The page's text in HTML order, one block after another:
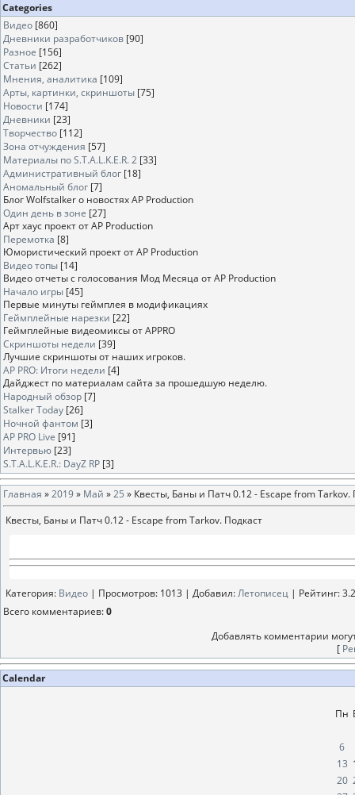
Categories
Видео [860]
Дневники разработчиков [90]
Разное [156]
Статьи [262]
Мнения, аналитика [109]
Арты, картинки, скриншоты [75]
Новости [174]
Дневники [23]
Творчество [112]
Зона отчуждения [57]
Материалы по S.T.A.L.K.E.R. 2 [33]
Административный блог [18]
Аномальный блог [7]
Блог Wolfstalker о новостях AP Production
Один день в зоне [27]
Арт хаус проект от AP Production
Перемотка [8]
Юмористический проект от AP Production
Видео топы [14]
Видео отчеты с голосования Мод Месяца от AP Production
Начало игры [45]
Первые минуты геймплея в модификациях
Геймплейные нарезки [22]
Геймплейные видеомиксы от APPRO
Скриншоты недели [39]
Лучшие скриншоты от наших игроков.
AP PRO: Итоги недели [4]
Дайджест по материалам сайта за прошедшую неделю.
Народный обзор [7]
Stalker Today [26]
Ночной фантом [3]
AP PRO Live [91]
Интервью [23]
S.T.A.L.K.E.R.: DayZ RP [3]
Главная »2019» Май »25 » Квесты, Баны и Патч 0.12 - Escape from Tarkov.
Квесты, Баны и Патч 0.12 - Escape from Tarkov. Подкаст
Категория: Видео | Просмотров: 1013 | Добавил:Летописец | Рейтинг:3.2
Всего комментариев:0
Добавлять комментарии
[
Calendar
Пн
6
13
20